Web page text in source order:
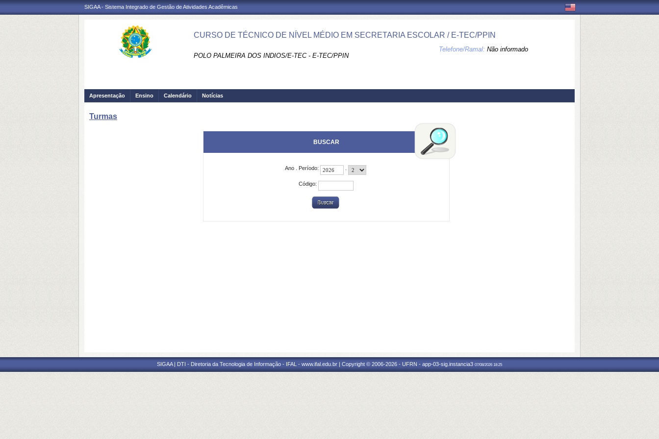
SIGAA - Sistema Integrado de Gestão de Atividades Acadêmicas
CURSO DE TÉCNICO DE NÍVEL MÉDIO EM SECRETARIA ESCOLAR / E-TEC/PPIN
POLO PALMEIRA DOS INDIOS/E-TEC - E-TEC/PPIN
Telefone/Ramal: Não informado
Apresentação Ensino Calendário Notícias
Turmas
BUSCAR
Ano . Período:
Código:
SIGAA | DTI - Diretoria da Tecnologia de Informação - IFAL - www.ifal.edu.br | Copyright © 2006-2026 - UFRN - app-03-sig.instancia3 07/08/2026 18:25